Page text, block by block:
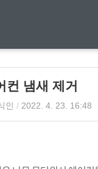
컨 냄새 제거
인 / 2022. 4. 23. 16:48